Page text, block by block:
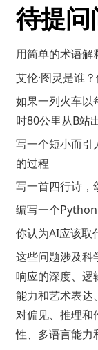
待提
用简单的术语解
艾伦·图灵是谁
如果一列火车以
时80公里从B站
写一个短小而引
的过程
写一首四行诗，
编写一个
你认为AI应该取
这些问题涉及科
响应的深度、逻
能力和艺术表达
对偏见、推理和
性、多语言能力